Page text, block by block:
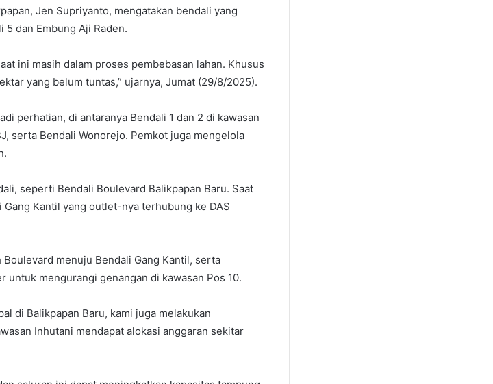
Jen Supriyanto, mengatakan bendali yang
dan Embung Aji Raden.
ini masih dalam proses pembebasan lahan. Khusus
yang belum tuntas,” ujarnya, Jumat (29/8/2025).
perhatian, di antaranya Bendali 1 dan 2 di kawasan
serta Bendali Wonorejo. Pemkot juga mengelola
seperti Bendali Boulevard Balikpapan Baru. Saat
Kantil yang outlet-nya terhubung ke DAS
menuju Bendali Gang Kantil, serta
mengurangi genangan di kawasan Pos 10.
di Balikpapan Baru, kami juga melakukan
Inhutani mendapat alokasi anggaran sekitar